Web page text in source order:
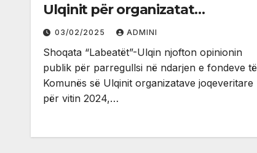
Ulqinit për organizatat
joqeveritare për vitin 2024
03/02/2025 ADMINI
Shoqata “Labeatët”-Ulqin njofton opinionin
publik për parregullsi në ndarjen e fondeve të
Komunës së Ulqinit organizatave joqeveritare
për vitin 2024,…